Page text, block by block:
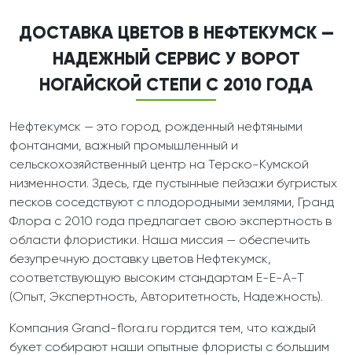
ДОСТАВКА ЦВЕТОВ В НЕФТЕКУМСК —
НАДЕЖНЫЙ СЕРВИС У ВОРОТ
НОГАЙСКОЙ СТЕПИ С 2010 ГОДА
Нефтекумск — это город, рожденный нефтяными
фонтанами, важный промышленный и
сельскохозяйственный центр на Терско-Кумской
низменности. Здесь, где пустынные пейзажи бугристых
песков соседствуют с плодородными землями, Гранд
Флора с 2010 года предлагает свою экспертность в
области флористики. Наша миссия — обеспечить
безупречную доставку цветов Нефтекумск,
соответствующую высоким стандартам E-E-A-T
(Опыт, Экспертность, Авторитетность, Надежность).
Компания Grand-flora.ru гордится тем, что каждый
букет собирают наши опытные флористы с большим